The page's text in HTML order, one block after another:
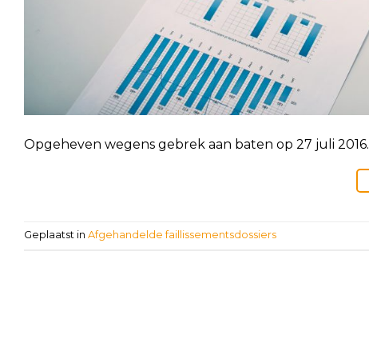
Opgeheven wegens gebrek aan baten op 27 juli 2016.
Geplaatst in Afgehandelde faillissementsdossiers